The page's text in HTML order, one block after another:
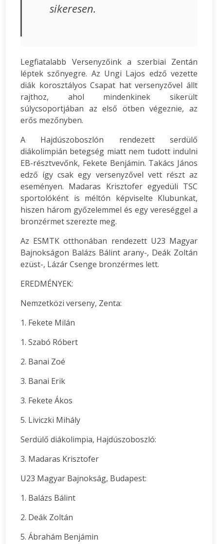
sikeresen.
Legfiatalabb Versenyzőink a szerbiai Zentán
léptek szőnyegre. Az Ungi Lajos edző vezette
diák korosztályos Csapat hat versenyzővel állt
rajthoz, ahol mindenkinek sikerült
súlycsoportjában az első ötben végeznie, az
erős mezőnyben.
A Hajdúszoboszlón rendezett serdülő
diákolimpián betegség miatt nem tudott indulni
EB-résztvevőnk, Fekete Benjámin. Takács János
edző így csak egy versenyzővel vett részt az
eseményen. Madaras Krisztofer egyedüli TSC
sportolóként is méltón képviselte Klubunkat,
hiszen három győzelemmel és egy vereséggel a
bronzérmet szerezte meg.
Az ESMTK otthonában rendezett U23 Magyar
Bajnokságon Balázs Bálint arany-, Deák Zoltán
ezüst-, Lázár Csenge bronzérmes lett.
EREDMÉNYEK:
Nemzetközi verseny, Zenta:
1. Fekete Milán
1. Szabó Róbert
2. Banai Zoé
3. Banai Erik
3. Fekete Ákos
5. Liviczki Mihály
Serdülő diákolimpia, Hajdúszoboszló:
3. Madaras Krisztofer
U23 Magyar Bajnokság, Budapest:
1. Balázs Bálint
2. Deák Zoltán
5. Ábrahám Benjámin